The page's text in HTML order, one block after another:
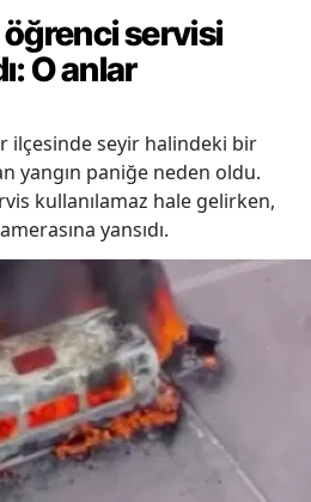
öğrenci servisi
O anlar
ilçesinde seyir halindeki bir
yangın paniğe neden oldu.
kullanılamaz hale gelirken,
yansıdı.